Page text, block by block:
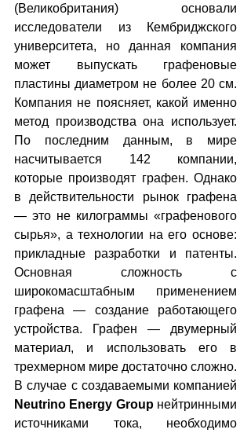
(Великобритания) основали
исследователи из Кембриджского
университета, но данная компания
может выпускать графеновые
пластины диаметром не более 20 см.
Компания не поясняет, какой именно
метод производства она использует.
По последним данным, в мире
насчитывается 142 компании,
которые производят графен. Однако
в действительности рынок графена
— это не килограммы «графенового
сырья», а технологии на его основе:
прикладные разработки и патенты.
Основная сложность с
широкомасштабным применением
графена — создание работающего
устройства. Графен — двумерный
материал, и использовать его в
трехмерном мире достаточно сложно.
Neutrino Energy Group нейтринными
источниками тока, необходимо